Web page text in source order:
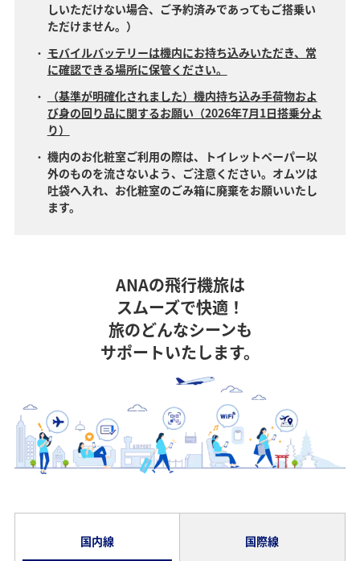
しいただけない場合、ご予約済みであってもご搭乗い
ただけません。）
モバイルバッテリーは機内にお持ち込みいただき、常
に確認できる場所に保管ください。
（基準が明確化されました）機内持ち込み手荷物およ
び身の回り品に関するお願い（2026年7月1日搭乗分よ
り）
機内のお化粧室ご利用の際は、トイレットペーパー以
外のものを流さないよう、ご注意ください。オムツは
吐袋へ入れ、お化粧室のごみ箱に廃棄をお願いいたし
ます。
ANAの飛行機旅は
スムーズで快適！
旅のどんなシーンも
サポートいたします。
国内線 国際線